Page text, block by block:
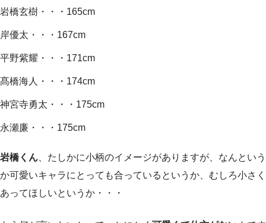
岩橋玄樹・・・165cm
岸優太・・・167cm
平野紫耀・・・171cm
髙橋海人・・・174cm
神宮寺勇太・・・175cm
永瀬廉・・・175cm
岩橋くん、たしかに小柄のイメージがありますが、なんという
か可愛いキャラにとっても合っているというか、むしろ小さく
あってほしいというか・・・